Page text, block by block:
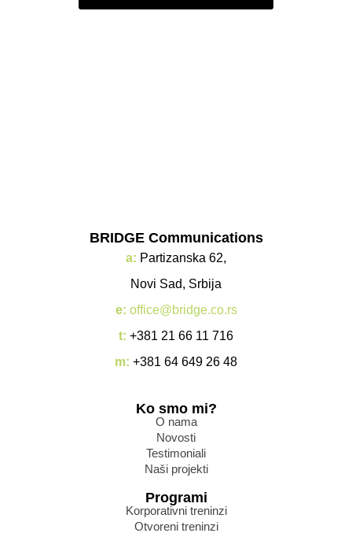
BRIDGE Communications
a: Partizanska 62,
Novi Sad, Srbija
e: office@bridge.co.rs
t: +381 21 66 11 716
m: +381 64 649 26 48
Ko smo mi?
O nama
Novosti
Testimoniali
Naši projekti
Programi
Korporativni treninzi
Otvoreni treninzi